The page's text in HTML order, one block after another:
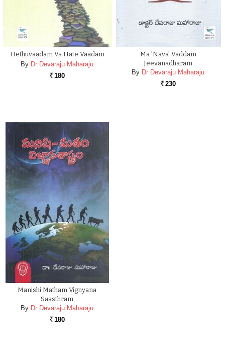
Hethuvaadam Vs Hate Vaadam
By Dr Devaraju Maharaju
Rs. 180
Ma 'nava' Vaddam
Jeevanadharam
By Dr Devaraju Maharaju
Rs. 230
Manishi Matham Vignyana
Saasthram
By Dr Devaraju Maharaju
Rs. 180